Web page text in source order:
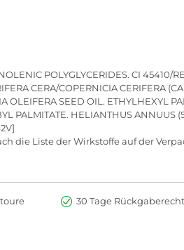
POLYGLYCERIDES. CI 45410/
CERA/COPERNICIA CERIFERA
OLEIFERA SEED OIL. ETHYLHEXYL
PALMITATE. HELIANTHUS ANNUUS
die Liste der Wirkstoffe auf der
30 Tage Rückgaberecht